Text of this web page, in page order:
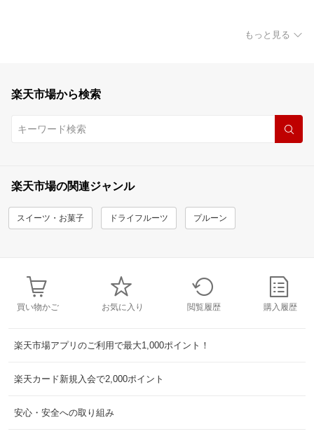
もっと見る
楽天市場から検索
楽天市場の関連ジャンル
スイーツ・お菓子 ドライフルーツ プルーン
買い物かご お気に入り 閲覧履歴 購入履歴
楽天市場アプリのご利用で最大1,000ポイント！
楽天カード新規入会で2,000ポイント
安心・安全への取り組み